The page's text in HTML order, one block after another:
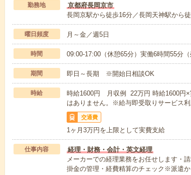
勤務地
京都府長岡京市
長岡京駅から徒歩16分／長岡天神駅から
曜日頻度 月～金／週5日
時間 09:00-17:00（休憩65分）実働6時間55分（
期間 即日～長期 ※開始日相談OK
時給
時給1600円 月収例 22万円 時給1600円
はありません。※給与即受取りサービス利
交通費
1ヶ月3万円を上限として実費支給
仕事内容
経理・財務・会計・英文経理
メーカーでの経理業務をお任せします・
掛金の管理・経費精算のチェック※派遣